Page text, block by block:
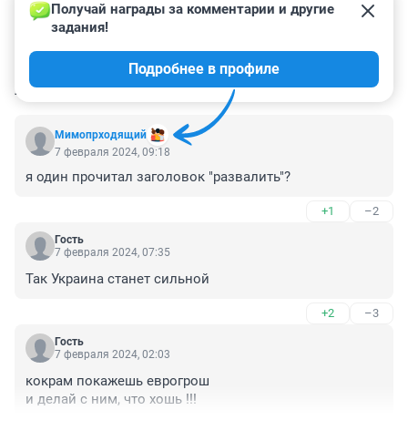
КОММЕНТАРИИ 30
Мимопрходящий
Получай награды за комментарии и другие
задания!
Подробнее в профиле
7 февраля 2024, 09:18
я один прочитал заголовок "развалить"?
+1 –2
Гость
7 февраля 2024, 07:35
Так Украина станет сильной
+2 –3
Гость
7 февраля 2024, 02:03
кокрам покажешь еврогрош
и делай с ним, что хошь !!!